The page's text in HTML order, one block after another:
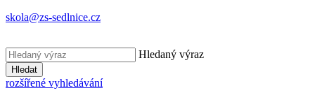
skola@zs-sedlnice.cz
Hledaný výraz
Hledat
rozšířené vyhledávání